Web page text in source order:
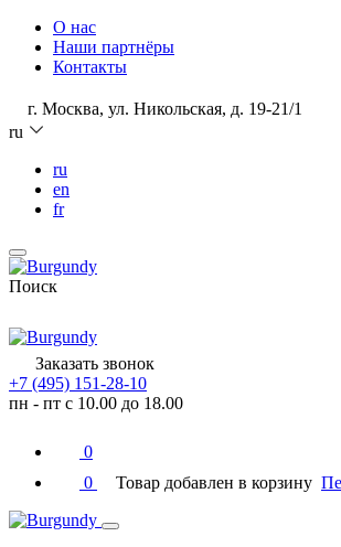
О нас
Наши партнёры
Контакты
г. Москва, ул. Никольская, д. 19-21/1
ru
ru
en
fr
Поиск
Заказать звонок
+7 (495) 151-28-10
пн - пт с 10.00 до 18.00
0
0
Товар добавлен в корзину